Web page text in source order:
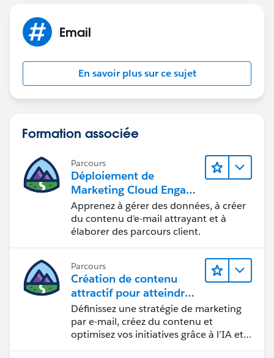
Email
En savoir plus sur ce sujet
Formation associée
Parcours
Déploiement de
Marketing Cloud Engage
ment
Apprenez à gérer des données, à créer
du contenu d’e-mail attrayant et à
élaborer des parcours client.
Parcours
Création de contenu
attractif pour atteindre
vos objectifs marketing
Définissez une stratégie de marketing
par e-mail, créez du contenu et
optimisez vos initiatives grâce à l’IA et
aux analyses de données.